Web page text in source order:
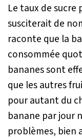
Le taux de sucre
susciterait de
raconte que la
consommée
bananes sont
que les autres
pour autant du
banane par jour
problèmes, bien